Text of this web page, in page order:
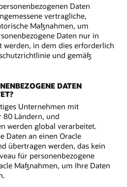
Daten
vertragliche,
Maßnahmen, um
Daten nur in
in dem dies erforderlich
und gemäß
DATEN
Unternehmen mit
80 Ländern, und
werden global verarbeitet.
Daten an einen Oracle
übertragen werden, das kein
für personenbezogene
Maßnahmen, um Ihre Daten